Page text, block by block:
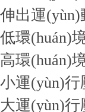
伸出運(yùn)
低環(huán)
高環(huán)
小運(yùn)行
大運(yùn)行